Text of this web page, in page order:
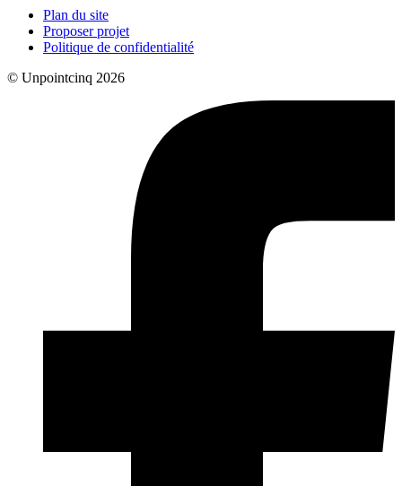
Plan du site
Proposer projet
Politique de confidentialité
© Unpointcinq 2026